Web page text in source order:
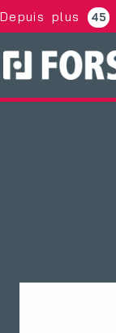
Depuis plus 45